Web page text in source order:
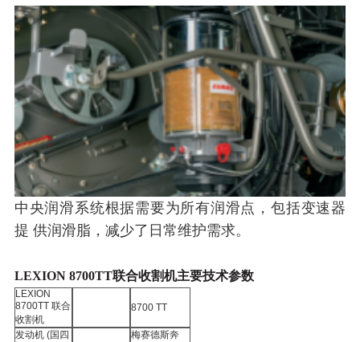
中央润滑系统根据需要为所有润滑点，包括变速器
提 供润滑脂，减少了日常维护需求。
LEXION 8700TT联合收割机主要技术参数
LEXION
8700TT 联合
收割机
8700 TT
发动机 (国四
梅赛德斯奔